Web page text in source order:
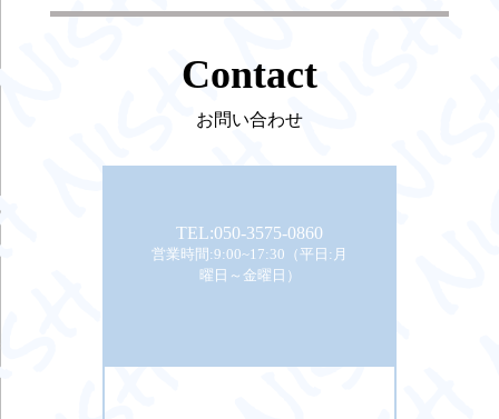
Contact
お問い合わせ
TEL:050-3575-0860
営業時間:9:00~17:30（平日:月
曜日～金曜日）